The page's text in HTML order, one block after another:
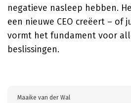
negatieve nasleep hebben.
een nieuwe CEO creëert – of
vormt het fundament voor
beslissingen.
Maaike van der Wal